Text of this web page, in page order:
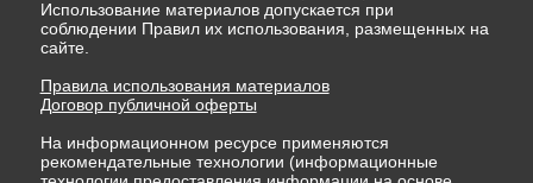
Использование материалов допускается при
соблюдении Правил их использования, размещенных на
сайте.
Правила использования материалов
Договор публичной оферты
На информационном ресурсе применяются
рекомендательные технологии (информационные